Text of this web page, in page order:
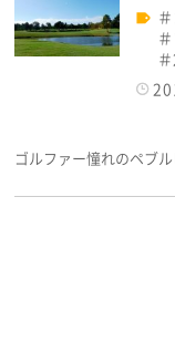
ゴルファー憧れのペブ